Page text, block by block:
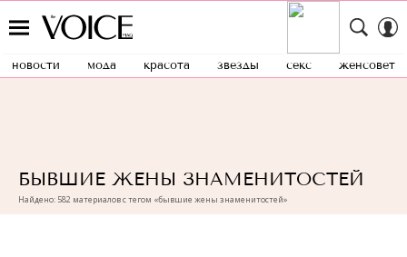
новости мода красота звезды секс женсовет
БЫВШИЕ ЖЕНЫ ЗНАМЕНИТОСТЕЙ
Найдено: 582 материалов с тегом «бывшие жены знаменитостей»